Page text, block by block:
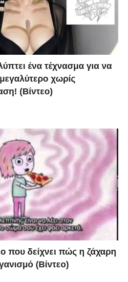
ένα τέχνασμα για να
χωρίς
(Βίντεο)
που δείχνει πώς η ζάχαρη
(Βίντεο)